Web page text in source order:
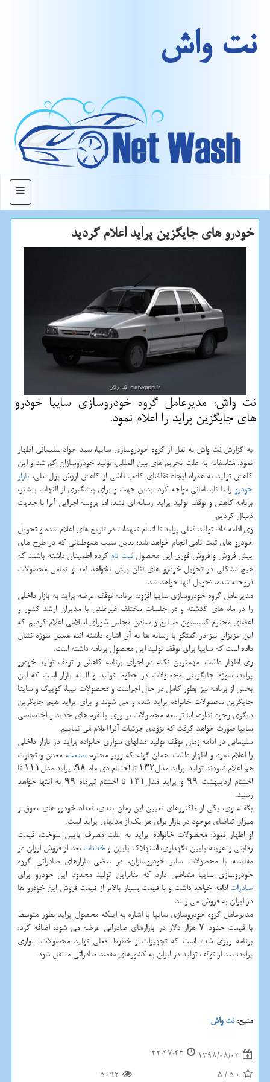
نت واش
منو
خودرو های جایگزین پراید اعلام گردید
نت واش: مدیرعامل گروه خودروسازی سایپا خودرو
های جایگزین پراید را اعلام نمود.
به گزارش نت واش به نقل از گروه خودروسازی سایپا، سید جواد سلیمانی اظهار
نمود: متاسفانه به علت تحریم های بین المللی، تولید خودروسازان كم شد و این
كاهش تولید به همراه ایجاد تقاضای كاذب ناشی از كاهش ارزش پول ملی، بازار
خودرو را با نابسامانی مواجه كرد. بدین جهت و برای پیشگیری از التهاب بیشتر،
برنامه كاهش و توقف تولید پراید رسانه ای نشد، اما پروسه اجرایی آنرا با جدیت
دنبال كردیم.
وی ادامه داد: تولید فعلی پراید تا اتمام تعهدات در تاریخ های اعلام شده و تحویل
خودرو های ثبت نامی انجام خواهد شد؛ بدین سبب هموطنانی كه در طرح های
پیش فروش و فروش فوری این محصولثبت نامكرده اطمینان داشته باشند كه
هیچ مشكلی در تحویل خودرو های آنان پیش نخواهد آمد و تمامی محصولات
فروخته شده، تحویل آنها خواهد شد.
مدیرعامل گروه خودروسازی سایپا افزود: برنامه توقف عرضه پراید به بازار داخلی
را در ماه های گذشته و در جلسات مختلف غیرعلنی با مدیران ارشد كشور و
اعضای محترم كمیسیون صنایع و معادن مجلس شورای اسلامی اعلام كردیم كه
این عزیزان نیز در گفتگو با رسانه ها به آن اشاره داشته اند، همین سوژه نشان
داده است كه سایپا برای توقف تولید این محصول برنامه داشته است.
وی اظهار داشت: مهمترین نكته در اجرای برنامه كاهش و توقف تولید خودرو
پراید، سوژه جایگزینی محصولات در خطوط تولید و البته بازار است كه این
بخش از برنامه نیز بطور كامل در حال اجراست و محصولات تیبا، كوییك و ساینا
جایگزین محصولات خانواده پراید شده و می شوند و برای پراید هیچ جایگزین
دیگری وجود ندارد، اما توسعه محصولات بر روی پلتفرم های جدید و اختصاصی
سایپا صورت خواهد گرفت كه بزودی جزئیات آنرا اعلام می نماییم.
سلیمانی در ادامه زمان توقف تولید مدلهای سواری خانواده پراید در بازار داخلی
را اعلام نمود و اظهار داشت: همان گونه كه وزیر محترمصنعت، معدن و تجارت
هم اعلام نمودند تولید پراید مدل۱۳۲ تا اختتام دی ماه ۹۸، پراید مدل۱۱۱ تا
اختتام اردیبهشت ۹۹ و پراید مدل۱۳۱ تا اختتام تیرماه ۹۹ به انتها خواهد
رسید.
بگفته وی، یكی از فاكتورهای تعیین این زمان بندی، تعداد خودرو های معوق و
میزان تقاضای موجود در بازار برای هر یك از مدلهای پراید است.
او اظهار نمود: محصولات خانواده پراید به علت مصرف پایین سوخت، قیمت
رقابتی و هزینه پایین نگهداری، استهلاك پایین وخدمات بعد از فروش ارزان در
مقایسه با محصولات سایر خودروسازان، در بعضی بازارهای صادراتی گروه
خودروسازی سایپا متقاضی دارد كه بنابراین تولید محدود این خودرو برای
صادراتادامه خواهد داشت و با قیمت بسیار بالاتر از قیمت فروش این خودرو ها
در ایران به فروش می رسد.
مدیرعامل گروه خودروسازی سایپا با اشاره به اینكه محصول پراید بطور متوسط
با قیمت حدود ۷ هزار دلار در بازارهای صادراتی عرضه می شود، اضافه كرد:
برنامه ریزی شده است كه تجهیزات و خطوط فعلی تولید محصولات سواری
پراید، بعد از توقف تولید در ایران به كشورهای مقصد صادراتی منتقل شود.
منبع:نت واش
1398/08/03
22:47:42
5.0
/
5
5092